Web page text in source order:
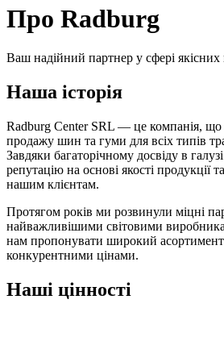
Про Radburg
Ваш надійний партнер у сфері
Наша історія
Radburg Center SRL — це компанія, що
продажу шин та гуми для всіх типів
Завдяки багаторічному досвіду в
репутацію на основі якості продукції
нашим клієнтам.
Протягом років ми розвинули міцні
найважливішими світовими
нам пропонувати широкий асортимент
конкурентними цінами.
Наші цінності